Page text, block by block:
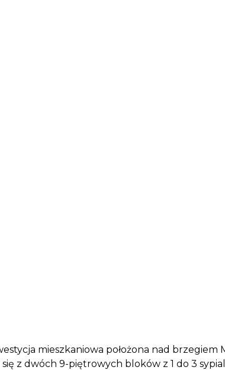
mieszkaniowa położona nad
z dwóch 9-piętrowych bloków z 1 do 3